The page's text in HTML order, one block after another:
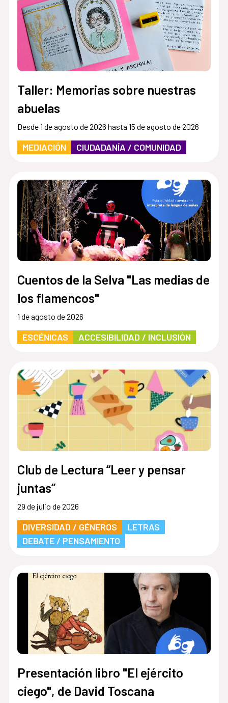
Taller: Memorias sobre nuestras
abuelas
Desde 1 de agosto de 2026 hasta 15 de agosto de 2026
MEDIACIÓN CIUDADANÍA / COMUNIDAD
Cuentos de la Selva "Las medias de
los flamencos"
1 de agosto de 2026
ESCÉNICAS ACCESIBILIDAD / INCLUSIÓN
Club de Lectura “Leer y pensar
juntas”
29 de julio de 2026
DIVERSIDAD / GÉNEROS
LETRAS
DEBATE / PENSAMIENTO
Presentación libro "El ejército
ciego", de David Toscana